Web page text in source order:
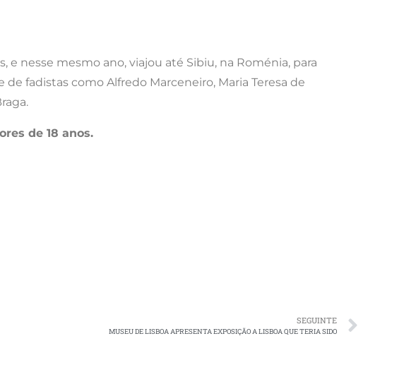
e nesse mesmo ano, viajou até Sibiu, na Roménia, para
fadistas como Alfredo Marceneiro, Maria Teresa de
de 18 anos.
SEGUINTE
MUSEU DE LISBOA APRESENTA EXPOSIÇÃO A LISBOA QUE TERIA SIDO